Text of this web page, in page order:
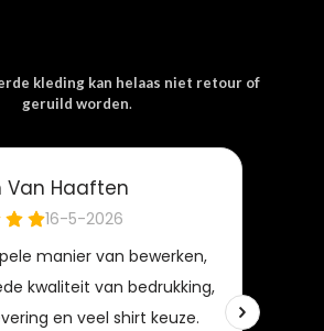
kleding kan helaas niet retour of
geruild worden.